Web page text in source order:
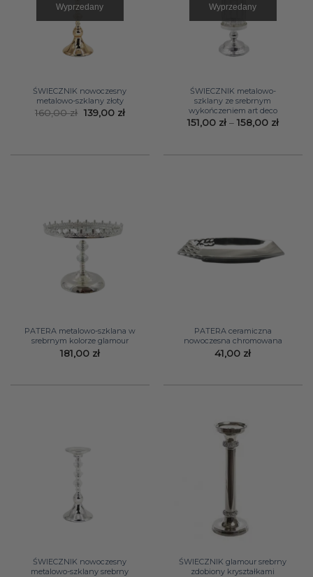
Wyprzedany
ŚWIECZNIK nowoczesny
metalowo-szklany złoty
160,00zł Pierwotna
cena
139,00 złAktualna
Wyprzedany
ŚWIECZNIK metalowo-
szklany ze srebrnym
wykończeniem art deco
151,00 zł – 158,00 złZakres
do
PATERA metalowo-szklana w
srebrnym kolorze glamour
181,00 zł
PATERA ceramiczna
nowoczesna chromowana
41,00 zł
ŚWIECZNIK nowoczesny
metalowo-szklany srebrny
ŚWIECZNIK glamour srebrny
zdobiony kryształkami